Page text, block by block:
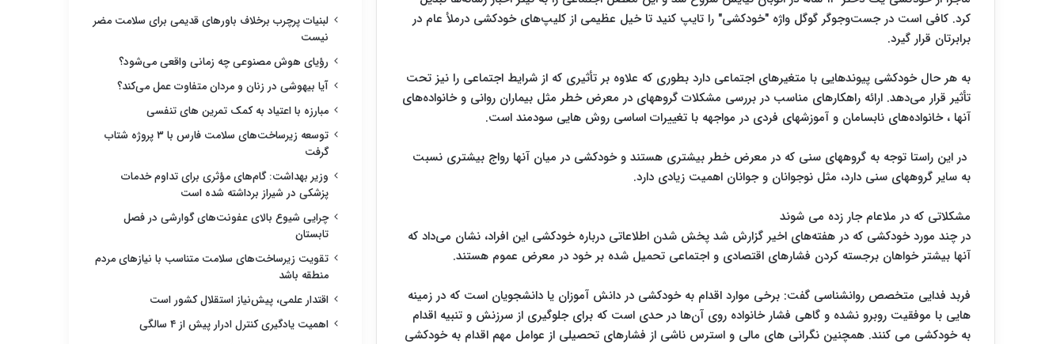
کرد. کافی است در جست‌و‌جو‌گر گوگل واژه "خودکشی" را تایپ کنید تا خیل عظیمی از کلیپ‌های خودکشی درملأ عام در
برابرتان قرار گیرد.
به هر حال خودکشی پیوندهایی با متغیرهای اجتماعی دارد بطوری که علاوه بر تأثیری که از شرایط اجتماعی را نیز تحت
تأثیر قرار می‌دهد. ارائه راهکارهای مناسب در بررسی مشکلات گروههای در معرض خطر مثل بیماران روانی و خانواده‌های
آنها ، خانواده‌های نابسامان و آموزشهای فردی در مواجهه با تغییرات اساسی روش هایی سودمند است.
در این راستا توجه به گروههای سنی که در معرض خطر بیشتری هستند و خودکشی در میان آنها رواج بیشتری نسبت
به سایر گروههای سنی دارد، مثل نوجوانان و جوانان اهمیت زیادی دارد.
مشکلاتی که در ملاعام جار زده می شوند
در چند مورد خودکشی که در هفته‌های اخیر گزارش شد پخش شدن اطلاعاتی درباره خودکشی این افراد، نشان می‌داد که
آنها بیشتر خواهان برجسته کردن فشارهای اقتصادی و اجتماعی تحمیل شده بر خود در معرض عموم هستند.
فربد فدایی متخصص روانشناسی گفت: برخی موارد اقدام به خودکشی در دانش آموزان یا دانشجویان است که در زمینه
هایی با موفقیت روبرو نشده و گاهی فشار خانواده روی آن‌ها در حدی است که برای جلوگیری از سرزنش و تنبیه اقدام
به خودکشی می کنند. همچنین نگرانی های مالی و استرس ناشی از فشارهای تحصیلی از عوامل مهم اقدام به خودکشی
لبنیات پرچرب برخلاف باورهای قدیمی برای سلامت مضر
نیست
رؤیای هوش مصنوعی چه زمانی واقعی می‌شود؟
آیا بیهوشی در زنان و مردان متفاوت عمل می‌کند؟
مبارزه با اعتیاد به کمک تمرین های تنفسی
توسعه زیرساخت‌های سلامت فارس با ۳ پروژه شتاب
گرفت
وزیر بهداشت: گام‌های مؤثری برای تداوم خدمات
پزشکی در شیراز برداشته شده است
چرایی شیوع بالای عفونت‌های گوارشی در فصل
تابستان
تقویت زیرساخت‌های سلامت متناسب با نیازهای مردم
منطقه باشد
اقتدار علمی، پیش‌نیاز استقلال کشور است
اهمیت یادگیری کنترل ادرار پیش از ۴ سالگی